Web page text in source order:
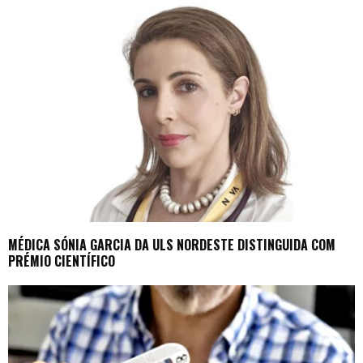
MÉDICA SÓNIA GARCIA DA ULS NORDESTE DISTINGUIDA COM
PRÉMIO CIENTÍFICO